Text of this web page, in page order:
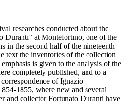
researches conducted about the
Duranti” at Montefortino, one of the
in the second half of the nineteenth
text the inventories of the collection
is given to the analysis of the
completely published, and to a
of Ignazio
1855, where new and several
and collector Fortunato Duranti have